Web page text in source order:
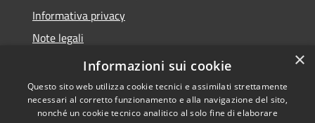
Informativa privacy
Note legali
Dichiarazione di accessibilità
×
Informazioni sui cookie
Questo sito web utilizza cookie tecnici e assimilati strettamente
necessari al corretto funzionamento e alla navigazione del sito,
nonché un cookie tecnico analitico al solo fine di elaborare